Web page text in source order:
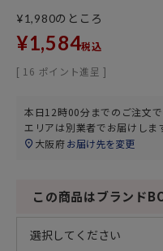
¥1,980のところ
¥1,584税込
[ 16 ポイント進呈 ]
本日12時00分までのご注文で
エリアは別業者でお届けしま
大阪府お届け先を変更
この商品はブランド